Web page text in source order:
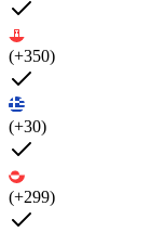
(+350)
(+30)
(+299)